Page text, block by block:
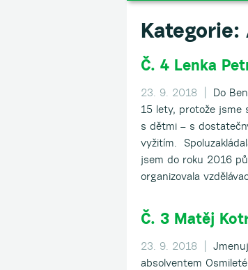
Kategorie:
Č. 4 Lenka
23. 9. 2018 |
Do
15 lety, protože jsme
s dětmi – s
vyžitím.
jsem do roku 2016
organizovala
Č. 3 Matěj
23. 9. 2018 |
absolventem